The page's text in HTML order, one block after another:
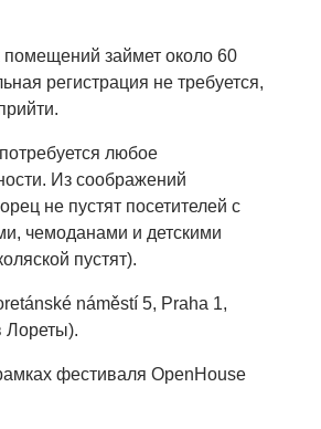
займет около 60
регистрация не требуется,
любое
Из соображений
не пустят посетителей с
чемоданами и детскими
пустят).
náměstí 5, Praha 1,
Лореты).
фестиваля OpenHouse